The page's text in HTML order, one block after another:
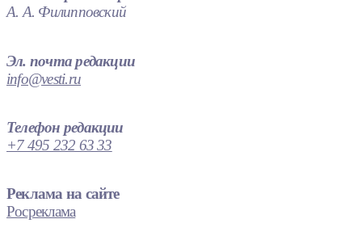
А. А. Филипповский
Эл. почта редакции
info@vesti.ru
Телефон редакции
+7 495 232 63 33
Реклама на сайте
Росреклама